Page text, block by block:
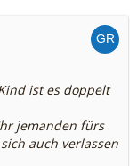
ist es doppelt
jemanden fürs
auch verlassen